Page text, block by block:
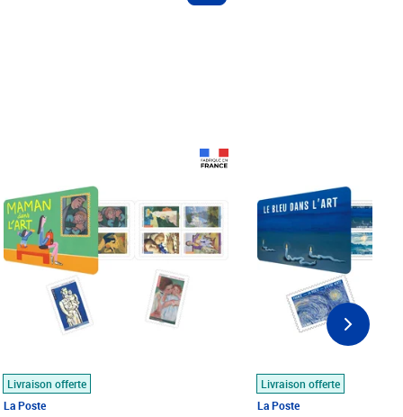
Livraison offerte
La Poste
Livraison offerte
La Poste